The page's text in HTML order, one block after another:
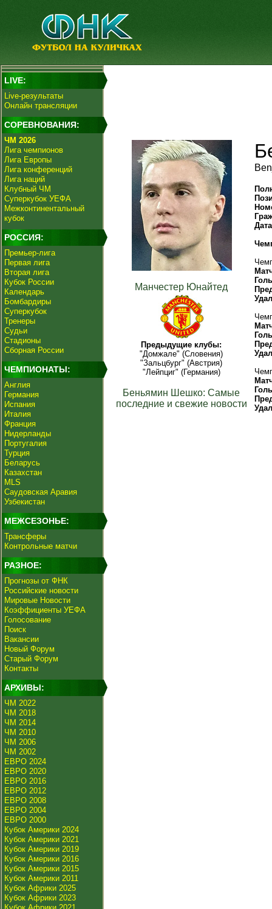
LIVE:
Live-результаты
Онлайн трансляции
СОРЕВНОВАНИЯ:
ЧМ 2026
Лига чемпионов
Лига Европы
Лига конференций
Лига наций
Клубный ЧМ
Суперкубок УЕФА
Межконтинентальный
кубок
РОССИЯ:
Премьер-лига
Первая лига
Вторая лига
Кубок России
Календарь
Бомбардиры
Суперкубок
Тренеры
Судьи
Стадионы
Сборная России
ЧЕМПИОНАТЫ:
Англия
Германия
Испания
Италия
Франция
Нидерланды
Португалия
Турция
Беларусь
Казахстан
MLS
Саудовская Аравия
Узбекистан
МЕЖСЕЗОНЬЕ:
Трансферы
Контрольные матчи
РАЗНОЕ:
Прогнозы от ФНК
Российские новости
Мировые Новости
Коэффициенты УЕФА
Голосование
Поиск
Вакансии
Новый Форум
Старый Форум
Контакты
АРХИВЫ:
ЧМ 2022
ЧМ 2018
ЧМ 2014
ЧМ 2010
ЧМ 2006
ЧМ 2002
ЕВРО 2024
ЕВРО 2020
ЕВРО 2016
ЕВРО 2012
ЕВРО 2008
ЕВРО 2004
ЕВРО 2000
Кубок Америки 2024
Кубок Америки 2021
Кубок Америки 2019
Кубок Америки 2016
Кубок Америки 2015
Кубок Америки 2011
Кубок Африки 2025
Кубок Африки 2023
Манчестер Юнайтед
Предыдущие клубы:
"Домжале" (Словения)
"Зальцбург" (Австрия)
"Лейпциг" (Германия)
Беньямин Шешко: Самые
последние и свежие новости